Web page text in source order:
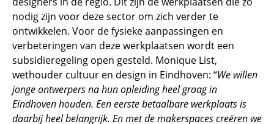
nodig zijn voor deze sector om zich verder te
ontwikkelen. Voor de fysieke aanpassingen en
verbeteringen van deze werkplaatsen wordt een
subsidieregeling open gesteld. Monique List,
wethouder cultuur en design in Eindhoven: “We willen
jonge ontwerpers na hun opleiding heel graag in
Eindhoven houden. Een eerste betaalbare werkplaats is
daarbij heel belangrijk. En met de makerspaces creëren we